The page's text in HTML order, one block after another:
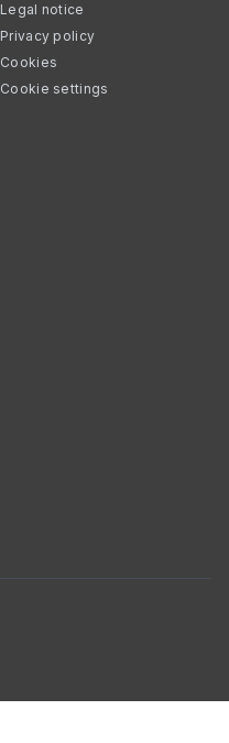
Legal notice
Privacy policy
Cookies
Cookie settings